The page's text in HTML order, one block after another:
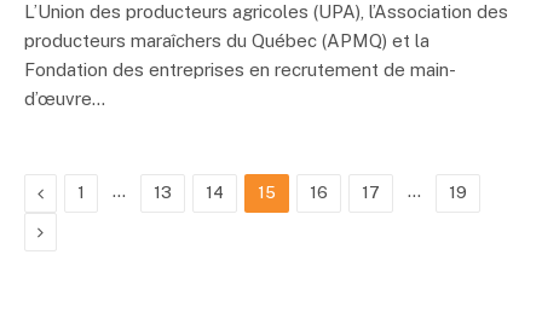
L’Union des producteurs agricoles (UPA), l’Association des
producteurs maraîchers du Québec (APMQ) et la
Fondation des entreprises en recrutement de main-
d’œuvre…
Previous
1 … 13 14 15 16 17 … 19
Next